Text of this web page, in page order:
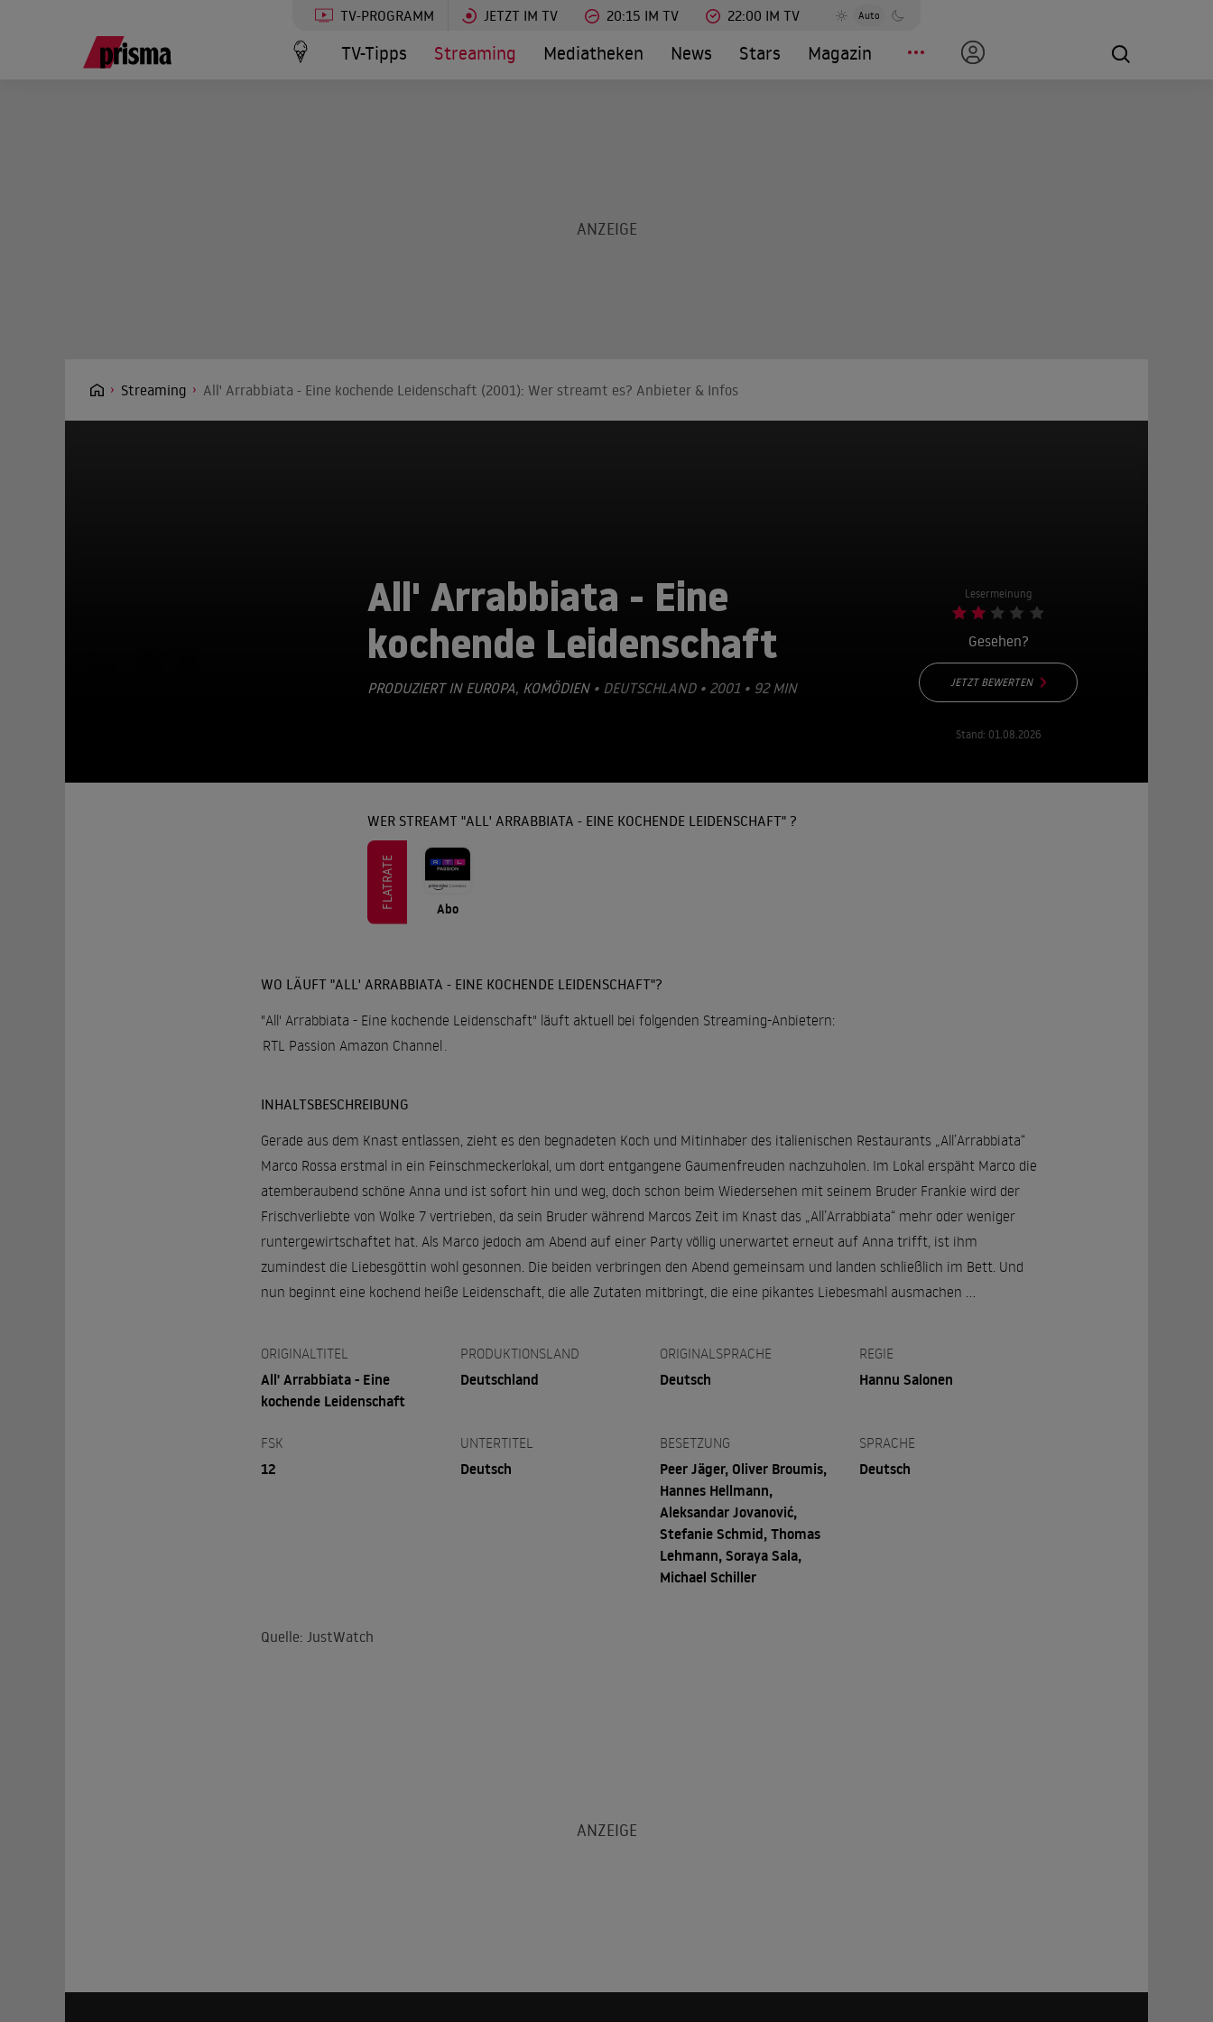
TV-PROGRAMM JETZT IM TV 20:15 IM TV 22:00 IM TV Auto
TV-Tipps Streaming Mediatheken News Stars Magazin
Streaming All' Arrabbiata - Eine kochende Leidenschaft (2001): Wer streamt es? Anbieter & Infos
All' Arrabbiata - Eine
kochende Leidenschaft
PRODUZIERT IN EUROPA, KOMÖDIEN• DEUTSCHLAND • 2001 • 92 MIN
Lesermeinung
Gesehen?
JETZT BEWERTEN
Stand: 01.08.2026
WER STREAMT "ALL' ARRABBIATA - EINE KOCHENDE LEIDENSCHAFT" ?
FLATRATE Abo
WO LÄUFT "ALL' ARRABBIATA - EINE KOCHENDE LEIDENSCHAFT"?
"All' Arrabbiata - Eine kochende Leidenschaft" läuft aktuell bei folgenden Streaming-Anbietern:
RTL Passion Amazon Channel
INHALTSBESCHREIBUNG
Gerade aus dem Knast entlassen, zieht es den begnadeten Koch und Mitinhaber des italienischen Restaurants „All’Arrabbiata“
Marco Rossa erstmal in ein Feinschmeckerlokal, um dort entgangene Gaumenfreuden nachzuholen. Im Lokal erspäht Marco die
atemberaubend schöne Anna und ist sofort hin und weg, doch schon beim Wiedersehen mit seinem Bruder Frankie wird der
Frischverliebte von Wolke 7 vertrieben, da sein Bruder während Marcos Zeit im Knast das „All’Arrabbiata“ mehr oder weniger
runtergewirtschaftet hat. Als Marco jedoch am Abend auf einer Party völlig unerwartet erneut auf Anna trifft, ist ihm
zumindest die Liebesgöttin wohl gesonnen. Die beiden verbringen den Abend gemeinsam und landen schließlich im Bett. Und
nun beginnt eine kochend heiße Leidenschaft, die alle Zutaten mitbringt, die eine pikantes Liebesmahl ausmachen …
ORIGINALTITEL
All' Arrabbiata - Eine
kochende Leidenschaft
PRODUKTIONSLAND
Deutschland
ORIGINALSPRACHE
Deutsch
REGIE
Hannu Salonen
FSK
12
UNTERTITEL
Deutsch
BESETZUNG
Peer Jäger, Oliver Broumis,
Hannes Hellmann,
Aleksandar Jovanović,
Stefanie Schmid, Thomas
Lehmann, Soraya Sala,
Michael Schiller
SPRACHE
Deutsch
Quelle: JustWatch